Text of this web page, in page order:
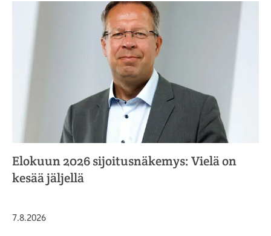
Elokuun 2026 sijoitusnäkemys: Vielä on
kesää jäljellä
Julkaistu
7.8.2026